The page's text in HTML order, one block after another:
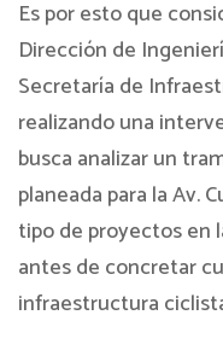
Es por esto que
Dirección de
Secretaría de
realizando una
busca analizar un
planeada para la Av.
tipo de proyectos en
antes de concretar
infraestructura